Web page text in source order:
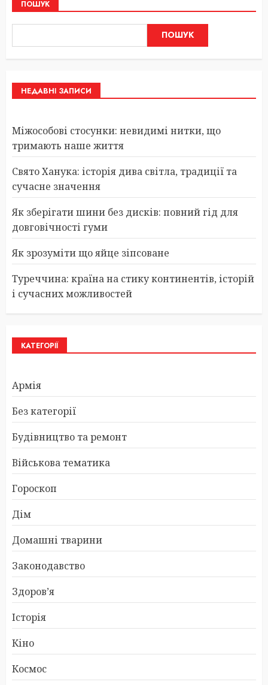
ПОШУК
ПОШУК
НЕДАВНІ ЗАПИСИ
Міжособові стосунки: невидимі нитки, що
тримають наше життя
Свято Ханука: історія дива світла, традиції та
сучасне значення
Як зберігати шини без дисків: повний гід для
довговічності гуми
Як зрозуміти що яйце зіпсоване
Туреччина: країна на стику континентів, історій
і сучасних можливостей
КАТЕГОРІЇ
Армія
Без категорії
Будівництво та ремонт
Військова тематика
Гороскоп
Дім
Домашні тварини
Законодавство
Здоров’я
Історія
Кіно
Космос